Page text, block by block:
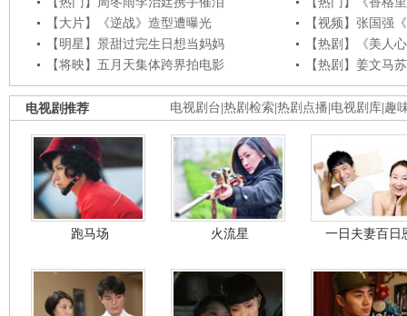
【大片】《逆战》造型遭曝光
【视频】张国强
【明星】景甜过完生日想当妈妈
【热剧】《美人
【将映】五月天集体跨界拍电影
【热剧】姜文马
电视剧台 热剧检索 热剧点播 电视剧库 趣
电视剧推荐
跑马场 火流星 一日夫妻百日